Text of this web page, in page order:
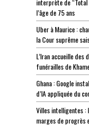
interprète de
l’âge de 75 ans
Uber à Maurice :
la Cour suprême
L’Iran accueille
funérailles de
Ghana : Google
d’IA appliquée du
Villes intelligentes :
marges de progrès